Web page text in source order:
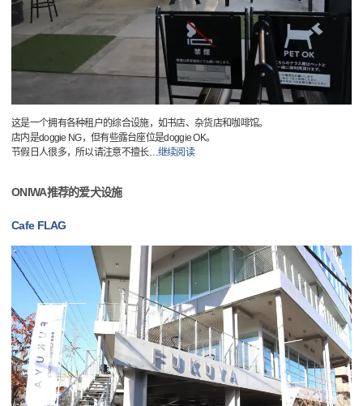
这是一个拥有各种租户的综合设施，如书店、杂货店和咖啡馆。
店内是doggie NG，但有些露台座位是doggie OK。
节假日人很多，所以请注意不擅长…继续阅读
ONIWA推荐的爱犬设施
Cafe FLAG